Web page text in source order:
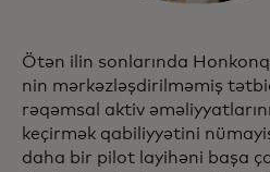
Ötən ilin sonlarında
nin mərkəzləşdirilməmiş
rəqəmsal aktiv
keçirmək qabiliyyətini
daha bir pilot layihəni başa